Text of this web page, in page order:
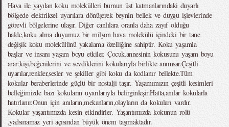
Hava ile yayılan koku molekülleri burnun üst katmanlarındaki duyarlı
bölgede elektriksel uyarılara dönüşerek beynin bellek ve duygu işlevlerinde
görevli bölgelerine ulaşır. Diğer canlılara oranla daha zayıf olduğu
halde,koku alma duyumuz bir milyon hava molekülü içindeki bir tane
değişik koku molekülünü yakalama özelliğine sahiptir. Koku yaşamla
başlar ve insanı yaşam boyu etkiler. Çocuk,annesinin kokusunu yaşam boyu
arar;kişi,beğenilerini ve sevdiklerini kokularıyla birlikte anımsar.Çeşitli
uyarılar,renkler,sesler ve şekiller gibi koku da kodlanır bellekte.Tüm
kokular beraberlerinde güçlü bir nostalji taşır. Yaşamımızın çeşitli kesimleri
belleğimizde bazı kokuların uyarılarıyla belirginleşir.Hatta,anılar kokularla
hatırlanır.Onun için anıların,mekanların,olayların da kokuları vardır.
Kokular yaşantımızda kesin etkindirler. Yaşantımızda kokunun rolü
,yadsınamaz yeri açısından büyük önem taşımaktadır.